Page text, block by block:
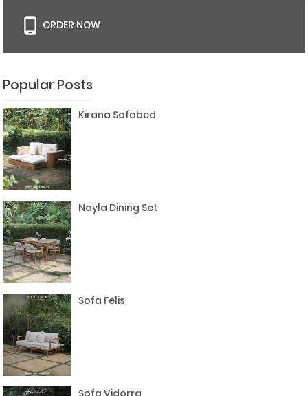
ORDER NOW
Popular Posts
Kirana Sofabed
Nayla Dining Set
Sofa Felis